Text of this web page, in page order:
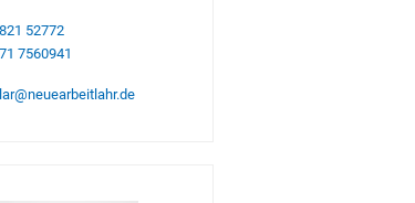
52772
7560941